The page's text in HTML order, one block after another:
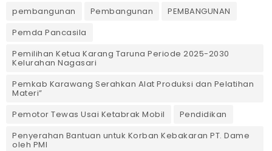
pembangunan
Pembangunan
PEMBANGUNAN
Pemda Pancasila
Pemilihan Ketua Karang Taruna Periode 2025-2030
Kelurahan Nagasari
Pemkab Karawang Serahkan Alat Produksi dan Pelatihan
Materi”
Pemotor Tewas Usai Ketabrak Mobil‎
Pendidikan
Penyerahan Bantuan untuk Korban Kebakaran PT. Dame
oleh PMI